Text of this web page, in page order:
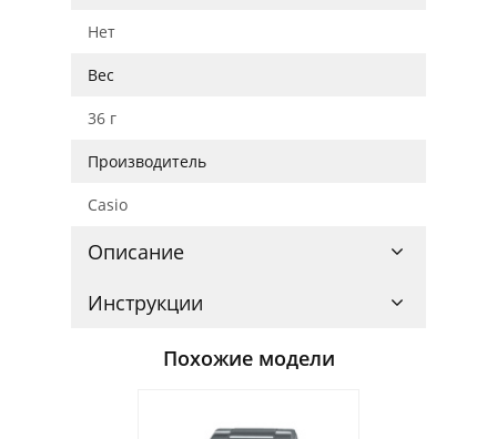
Нет
Вес
36 г
Производитель
Casio
Описание
Инструкции
Похожие модели